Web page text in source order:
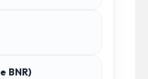
BNR)